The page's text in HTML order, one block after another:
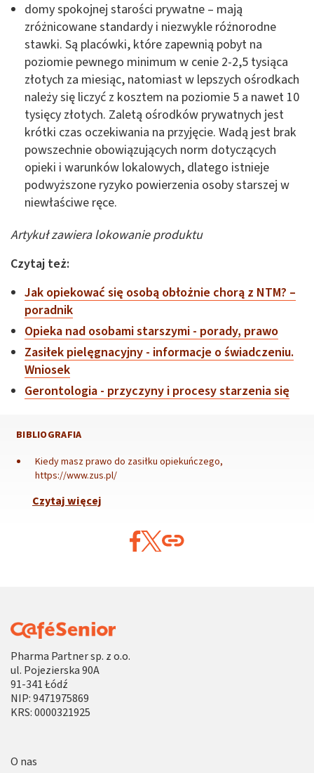
domy spokojnej starości prywatne – mają
zróżnicowane standardy i niezwykle różnorodne
stawki. Są placówki, które zapewnią pobyt na
poziomie pewnego minimum w cenie 2-2,5 tysiąca
złotych za miesiąc, natomiast w lepszych ośrodkach
należy się liczyć z kosztem na poziomie 5 a nawet 10
tysięcy złotych. Zaletą ośrodków prywatnych jest
krótki czas oczekiwania na przyjęcie. Wadą jest brak
powszechnie obowiązujących norm dotyczących
opieki i warunków lokalowych, dlatego istnieje
podwyższone ryzyko powierzenia osoby starszej w
niewłaściwe ręce.
Artykuł zawiera lokowanie produktu
Czytaj też:
Jak opiekować się osobą obłożnie chorą z NTM? –
poradnik
Opieka nad osobami starszymi - porady, prawo
Zasiłek pielęgnacyjny - informacje o świadczeniu.
Wniosek
Gerontologia - przyczyny i procesy starzenia się
BIBLIOGRAFIA
Kiedy masz prawo do zasiłku opiekuńczego,
https://www.zus.pl/
Czytaj więcej
Pharma Partner sp. z o.o.
ul. Pojezierska 90A
91-341 Łódź
NIP: 9471975869
KRS: 0000321925
O nas